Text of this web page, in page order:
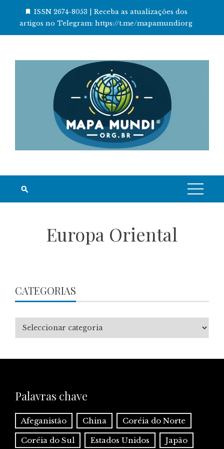
ISSN 2674-8053 | Receba as atualizações dos
artigos no Telegram: https://t.me/mapamundiorg
Europa Oriental
CATEGORIAS
Categorias
Palavras chave
Afeganistão China Coréia do Norte
Coréia do Sul Estados Unidos Japão